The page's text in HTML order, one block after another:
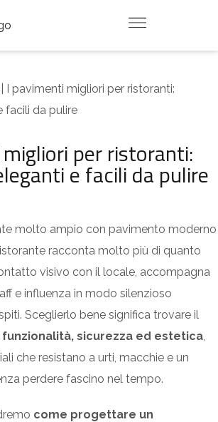
| I pavimenti migliori per ristoranti:
facili da pulire
per ristoranti:
e facili da pulire
racconta molto più di quanto
visivo con il locale, accompagna
e influenza in modo silenzioso
Sceglierlo bene significa trovare il
funzionalità, sicurezza ed estetica,
che resistano a urti, macchie e un
perdere fascino nel tempo.
come progettare un